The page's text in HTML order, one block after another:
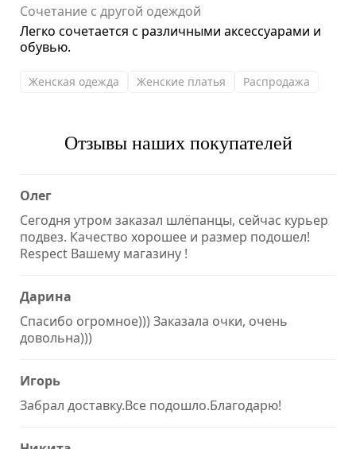
Сочетание с другой одеждой
Легко сочетается с различными аксессуарами и
обувью.
Женская одежда Женские платья Распродажа
Отзывы наших покупателей
Олег
Сегодня утром заказал шлёпанцы, сейчас курьер
подвез. Качество хорошее и размер подошел!
Respect Вашему магазину !
Дарина
Спасибо огромное))) Заказала очки, очень
довольна)))
Игорь
Забрал доставку.Все подошло.Благодарю!